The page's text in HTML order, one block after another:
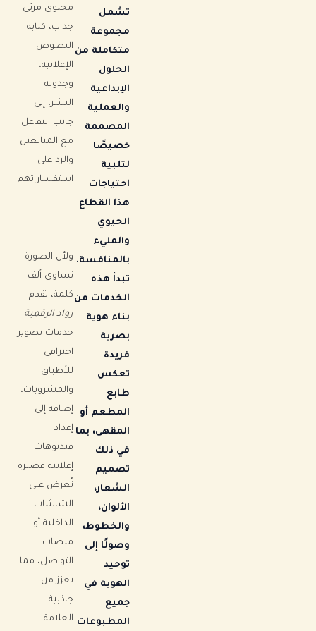
تشمل
مجموعة
متكاملة من
الحلول
الإبداعية
والعملية
المصممة
خصيصًا
لتلبية
احتياجات
هذا القطاع
الحيوي
والمليء
بالمنافسة.
تبدأ هذه
الخدمات من
بناء هوية
بصرية
فريدة
تعكس
طابع
المطعم أو
المقهى، بما
في ذلك
تصميم
الشعار،
الألوان،
والخطوط،
وصولًا إلى
توحيد
الهوية في
جميع
المطبوعات
محتوى مرئي
جذاب، كتابة
النصوص
الإعلانية،
وجدولة
النشر، إلى
جانب التفاعل
مع المتابعين
والرد على
استفساراتهم
.
ولأن الصورة
تساوي ألف
كلمة، تقدم
رواد الرقمية
خدمات تصوير
احترافي
للأطباق
والمشروبات،
إضافة إلى
إعداد
فيديوهات
إعلانية قصيرة
تُعرض على
الشاشات
الداخلية أو
منصات
التواصل، مما
يعزز من
جاذبية
العلامة